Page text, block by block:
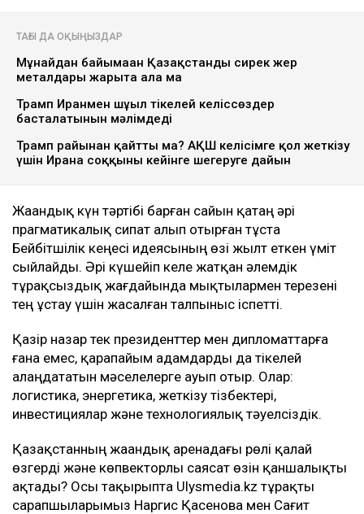
ТАҒЫ ДА ОҚЫҢЫЗДАР
Мұнайдан байымаған Қазақстанды сирек жер
металдары жарыта ала ма
Трамп Иранмен шұғыл тікелей келіссөздер
басталатынын мәлімдеді
Трамп райынан қайтты ма? АҚШ келісімге қол жеткізу
үшін Иранға соққыны кейінге шегеруге дайын
Жаһандық күн тәртібі барған сайын қатаң әрі
прагматикалық сипат алып отырған тұста
Бейбітшілік кеңесі идеясының өзі жылт еткен үміт
сыйлайды. Әрі күшейіп келе жатқан әлемдік
тұрақсыздық жағдайында мықтылармен терезені
тең ұстау үшін жасалған талпыныс іспетті.
Қазір назар тек президенттер мен дипломаттарға
ғана емес, қарапайым адамдарды да тікелей
алаңдататын мәселелерге ауып отыр. Олар:
логистика, энергетика, жеткізу тізбектері,
инвестициялар және технологиялық тәуелсіздік.
Қазақстанның жаһандық аренадағы рөлі қалай
өзгерді және көпвекторлы саясат өзін қаншалықты
ақтады? Осы тақырыпта Ulysmedia.kz тұрақты
сарапшыларымыз Наргис Қасенова мен Сағит